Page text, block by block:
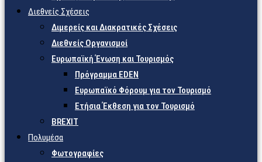
Διεθνείς Σχέσεις
Διμερείς και Διακρατικές Σχέσεις
Διεθνείς Οργανισμοί
Ευρωπαϊκή Ένωση και Τουρισμός
Πρόγραμμα EDEN
Ευρωπαϊκό Φόρουμ για τον Τουρισμό
Ετήσια Έκθεση για τον Τουρισμό
BREXIT
Πολυμέσα
Φωτογραφίες